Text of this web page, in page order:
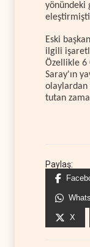
yönündeki
Eski
ilgili
Özellikle 6
Saray'ın
olaylardan
tutan
Paylaş:
X